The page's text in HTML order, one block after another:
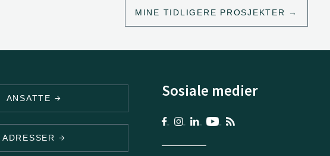
MINE TIDLIGERE PROSJEKTER
ANSATTE
ADRESSER
Sosiale medier